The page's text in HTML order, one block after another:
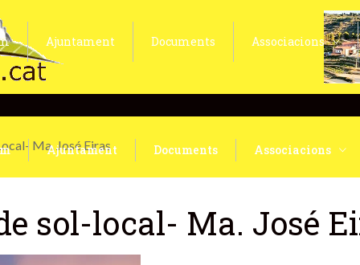
Ajuntament Documents Associacions
Ajuntament Documents Associacions
Ma. José Eiras
sol-local- Ma. José